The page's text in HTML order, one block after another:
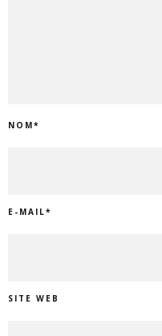
NOM*
E-MAIL*
SITE WEB